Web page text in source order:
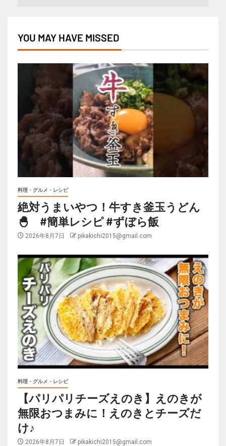
YOU MAY HAVE MISSED
料理・グルメ・レシピ
絶対うまいやつ！牛すき釜玉うどん
🐣 #簡単レシピ #ずぼら飯
2026年8月7日 pikakichi2015@gmail.com
料理・グルメ・レシピ
【パリパリチーズえのき】えのきが
無限おつまみに！えのきとチーズだ
け♪
2026年8月7日 pikakichi2015@gmail.com